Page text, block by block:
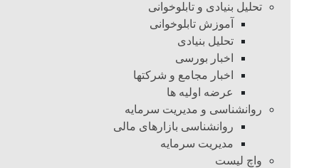
تحلیل بنیادی و تابلوخوانی
آموزش تابلوخوانی
تحلیل بنیادی
اخبار بورسی
اخبار مجامع و شرکتها
عرضه اولیه ها
روانشناسی و مدیریت سرمایه
روانشناسی بازارهای مالی
مدیریت سرمایه
واچ لیست